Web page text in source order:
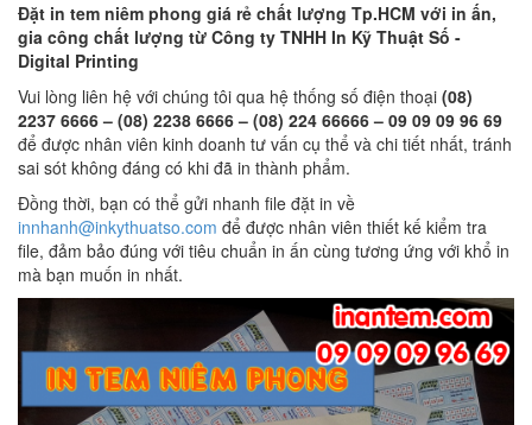
Đặt in tem niêm phong giá rẻ chất lượng Tp.HCM với in ấn,
gia công chất lượng từ Công ty TNHH In Kỹ Thuật Số -
Digital Printing
Vui lòng liên hệ với chúng tôi qua hệ thống số điện thoại (08)
2237 6666 – (08) 2238 6666 – (08) 224 66666 – 09 09 09 96 69
để được nhân viên kinh doanh tư vấn cụ thể và chi tiết nhất, tránh
sai sót không đáng có khi đã in thành phẩm.
Đồng thời, bạn có thể gửi nhanh file đặt in về
innhanh@inkythuatso.com để được nhân viên thiết kế kiểm tra
file, đảm bảo đúng với tiêu chuẩn in ấn cùng tương ứng với khổ in
mà bạn muốn in nhất.